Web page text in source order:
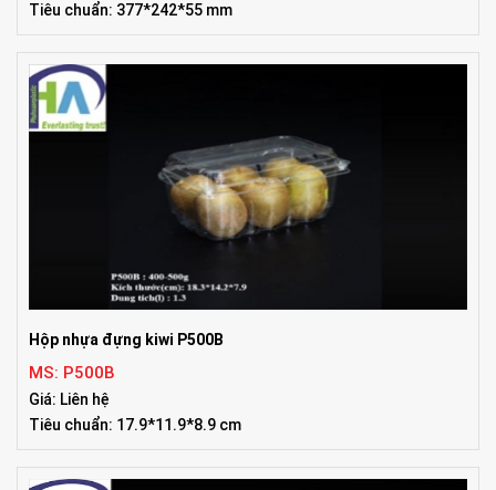
Tiêu chuẩn: 377*242*55 mm
Hộp nhựa đựng kiwi P500B
MS: P500B
Giá: Liên hệ
Tiêu chuẩn: 17.9*11.9*8.9 cm